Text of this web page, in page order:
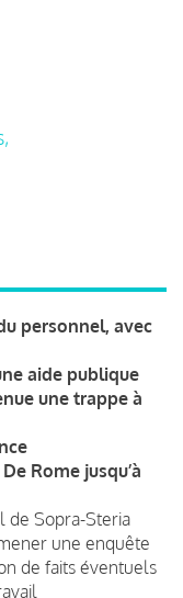
personnel, avec
aide publique
une trappe à
Rome jusqu’à
de Sopra-Steria
une enquête
de faits éventuels